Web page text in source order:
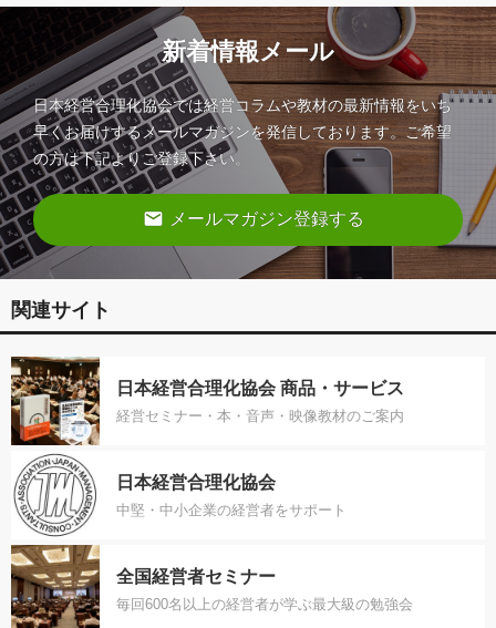
新着情報メール
日本経営合理化協会では経営コラムや教材の最新情報をいち
早くお届けするメールマガジンを発信しております。ご希望
の方は下記よりご登録下さい。
email メールマガジン登録する
関連サイト
日本経営合理化協会 商品・サービス
経営セミナー・本・音声・映像教材のご案内
日本経営合理化協会
中堅・中小企業の経営者をサポート
全国経営者セミナー
毎回600名以上の経営者が学ぶ最大級の勉強会